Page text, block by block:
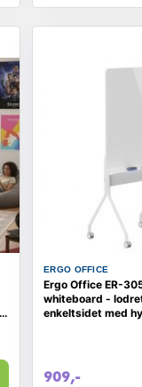
ERGO OFFICE
Ergo Office ER-
whiteboard -
enkeltsidet med
909,-